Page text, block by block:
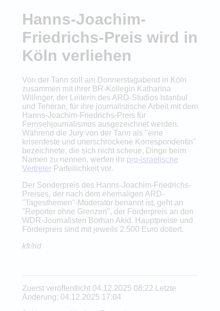
Hanns-Joachim-
Friedrichs-Preis wird in
Köln verliehen
Von der Tann soll am Donnerstagabend in Köln
zusammen mit ihrer BR-Kollegin Katharina
Willinger, der Leiterin des ARD-Studios Istanbul
und Teheran, für ihre journalistische Arbeit mit dem
Hanns-Joachim-Friedrichs-Preis für
Fernsehjournalismus ausgezeichnet werden.
Während die Jury von der Tann als "eine
krisenfeste und unerschrockene Korrespondentin"
bezeichnete, die sich nicht scheue, Dinge beim
Namen zu nennen, werfen ihr pro-israelische
VertreterParteilichkeit vor.
Der Sonderpreis des Hanns-Joachim-Friedrichs-
Preises, der nach dem ehemaligen ARD-
"Tagesthemen"-Moderator benannt ist, geht an
"Reporter ohne Grenzen", der Förderpreis an den
WDR-Journalisten Borhan Akid. Hauptpreise und
Förderpreis sind mit jeweils 2.500 Euro dotiert.
kfr/rid
Zuerst veröffentlicht 04.12.2025 08:22 Letzte
Änderung: 04.12.2025 17:04